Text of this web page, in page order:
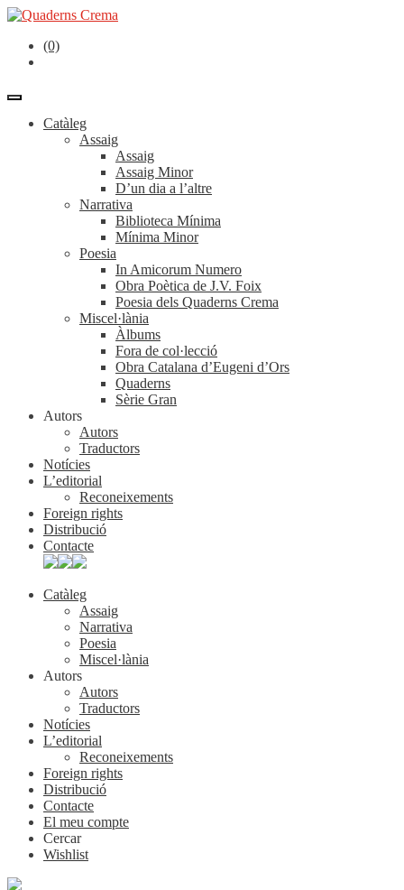
(0)
Catàleg
Assaig
Assaig
Assaig Minor
D’un dia a l’altre
Narrativa
Biblioteca Mínima
Mínima Minor
Poesia
In Amicorum Numero
Obra Poètica de J.V. Foix
Poesia dels Quaderns Crema
Miscel·lània
Àlbums
Fora de col·lecció
Obra Catalana d’Eugeni d’Ors
Quaderns
Sèrie Gran
Autors
Autors
Traductors
Notícies
L’editorial
Reconeixements
Foreign rights
Distribució
Contacte
Catàleg
Assaig
Narrativa
Poesia
Miscel·lània
Autors
Autors
Traductors
Notícies
L’editorial
Reconeixements
Foreign rights
Distribució
Contacte
El meu compte
Cercar
Wishlist